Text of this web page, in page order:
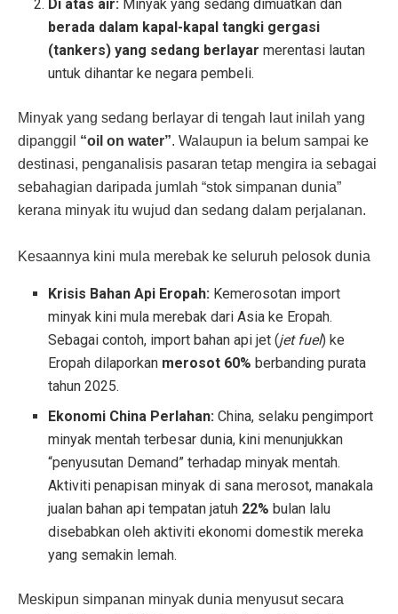
Di atas air: Minyak yang sedang dimuatkan dan
berada dalam kapal-kapal tangki gergasi
(tankers) yang sedang berlayar merentasi lautan
untuk dihantar ke negara pembeli.
Minyak yang sedang berlayar di tengah laut inilah yang
dipanggil “oil on water”. Walaupun ia belum sampai ke
destinasi, penganalisis pasaran tetap mengira ia sebagai
sebahagian daripada jumlah “stok simpanan dunia”
kerana minyak itu wujud dan sedang dalam perjalanan.
Kesaannya kini mula merebak ke seluruh pelosok dunia
Krisis Bahan Api Eropah: Kemerosotan import
minyak kini mula merebak dari Asia ke Eropah.
Sebagai contoh, import bahan api jet (jet fuel) ke
Eropah dilaporkan merosot 60% berbanding purata
tahun 2025.
Ekonomi China Perlahan: China, selaku pengimport
minyak mentah terbesar dunia, kini menunjukkan
“penyusutan Demand” terhadap minyak mentah.
Aktiviti penapisan minyak di sana merosot, manakala
jualan bahan api tempatan jatuh 22% bulan lalu
disebabkan oleh aktiviti ekonomi domestik mereka
yang semakin lemah.
Meskipun simpanan minyak dunia menyusut secara